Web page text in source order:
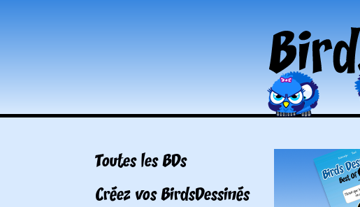
Toutes les BDs
Créez vos BirdsDessinés